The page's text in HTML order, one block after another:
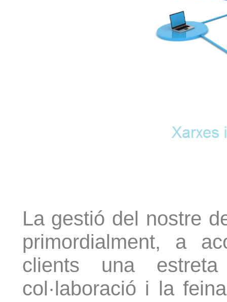
La gestió del nostre
primordialment, a
clients una
col·laboració i la